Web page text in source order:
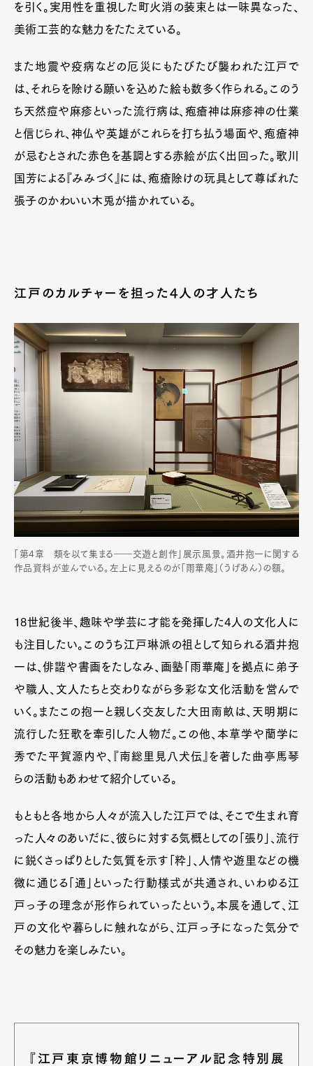
を引く。実用性を重視した町火消の装束とは一味異なった、
美術工芸的な魅力をたたえている。
また地震や疫病などの厄災にもたびたび襲われた江戸で
は、それらを除ける願いを込めた絵も数多く作られる。このう
ち天然痘や麻疹といった流行病は、疱瘡神は麻疹神の仕業
と信じられ、神仏や英雄がこれらを打ち払う場面や、疱瘡神
が忌むとされた赤色を基調とする赤絵が広く出回った。歌川
国芳による『みみづく』には、疱瘡除けの玩具として尊ばれた
張子のかわいい木兎が描かれている。
江戸のカルチャーを担った4人の才人たち
「第4章 類を以て集まる――交遊と創作」展示風景。酒井抱一に関する
作品資料が並んでいる。左上に見えるのが「雨華庵」（うげあん）の額。
18世紀後半、趣味や学芸に才能を発揮した4人の文化人に
も注目したい。このうち江戸琳派の祖として知られる酒井抱
一は、俳諧や書画をたしなみ、画塾「雨華庵」を拠点に弟子
や職人、文人たちと交わりながら多彩な文化活動を営んで
いく。またこの抱一と親しく交友した大田南畝は、天明期に
流行した狂歌を牽引した人物だ。この他、本草学や蘭学に
秀でた平賀源内や、『南総里見八犬伝』を著した曲亭馬琴
らの活動もあわせて紹介している。
もともと各地から人々が流入した江戸では、そこで生まれ育
った人々のあいだに、彼らに対する気概としての「張り」、流行
に鋭くさっぱりとした気質を示す「粋」、人情や遊里などの機
微に通じる「通」といった行動様式が共通され、いわゆる江
戸っ子の理念が形作られていったという。本展を通して、江
戸の文化や暮らしに触れながら、江戸っ子になった気分で
その魅力を楽しみたい。
『江戸東京博物館リニューアル記念特別展